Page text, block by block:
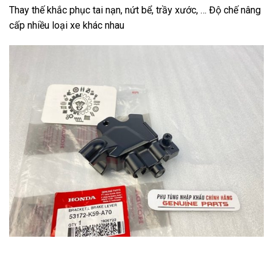
Thay thế khắc phục tai nạn, nứt bể, trầy xước, … Độ chế nâng
cấp nhiều loại xe khác nhau